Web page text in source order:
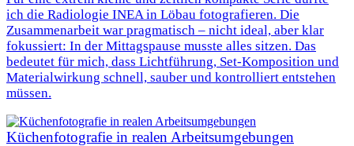
ich die Radiologie INEA in Löbau fotografieren. Die
Zusammenarbeit war pragmatisch – nicht ideal, aber klar
fokussiert: In der Mittagspause musste alles sitzen. Das
bedeutet für mich, dass Lichtführung, Set-Komposition und
Materialwirkung schnell, sauber und kontrolliert entstehen
müssen.
Küchenfotografie in realen Arbeitsumgebungen